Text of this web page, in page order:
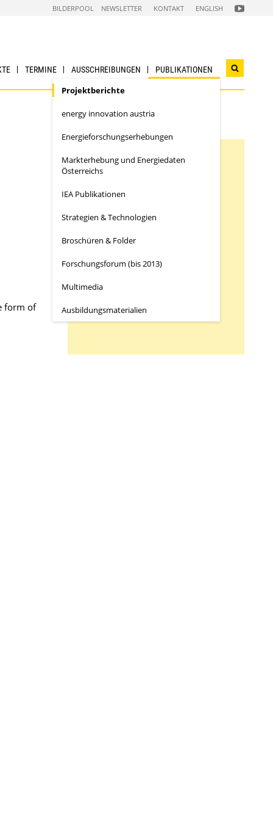
BILDERPOOL NEWSLETTER KONTAKT ENGLISH FOLGEN
SIE
TERMINE AUSSCHREIBUNGEN PUBLIKATIONEN
Projektberichte
energy innovation austria
Energieforschungs­erhebungen
Markterhebung und Energiedaten
Österreichs
IEA Publikationen
Strategien & Technologien
Broschüren & Folder
Forschungsforum (bis 2013)
Multimedia
Ausbildungs­materialien
form of
Suche verfeinern
Programm
Alle
Energie 2050 [6]
Sprache
Alle